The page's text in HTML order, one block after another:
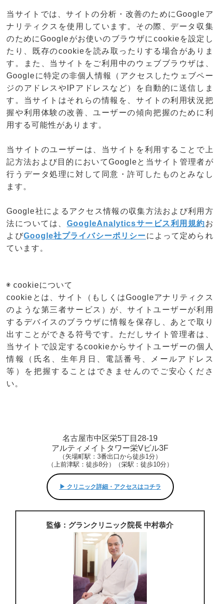
当サイトでは、サイトの分析・改善のためにGoogleア
ナリティクスを使用しています。その際、データ収集
のためにGoogleがお使いのブラウザにcookieを設定し
たり、既存のcookieを読み取ったりする場合がありま
す。また、当サイトをご利用中のウェブブラウザは、
Googleに特定の非個人情報（アクセスしたウェブペー
ジのアドレスやIPアドレスなど）を自動的に送信しま
す。当サイトはそれらの情報を、サイトの利用状況把
握や利用体験の改善、ユーザーの傾向把握のために利
用する可能性があります。
当サイトのユーザーは、当サイトを利用することで上
記方法および目的においてGoogleと当サイト管理者が
行うデータ処理に対して同意・許可したものとみなし
ます。
Google社によるアクセス情報の収集方法および利用方
法については、 GoogleAnalyticsサービス利用規約お
よびGoogle社プライバシーポリシーによって定められ
ています。
◉ cookieについて
cookieとは、サイト（もしくはGoogleアナリティクス
のような第三者サービス）が、サイトユーザーが利用
するデバイスのブラウザに情報を保存し、あとで取り
出すことができる符号です。ただしサイト管理者は、
当サイトで設定するcookieからサイトユーザーの個人
情報（氏名、生年月日、電話番号、メールアドレス
等）を把握することはできませんのでご安心くださ
い。
名古屋市中区栄5丁目28-19
アルティメイトタワー栄Vビル3F
（矢場町駅：3番出口から徒歩1分）
（上前津駅：徒歩8分）（栄駅：徒歩10分）
▶︎ クリニック詳細・アクセスはコチラ
監修：グランクリニック院長 中村恭介